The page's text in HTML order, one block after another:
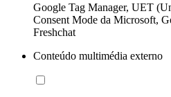
Google Tag Manager, UET
Consent Mode da Microsoft,
Freshchat
Conteúdo multimédia externo